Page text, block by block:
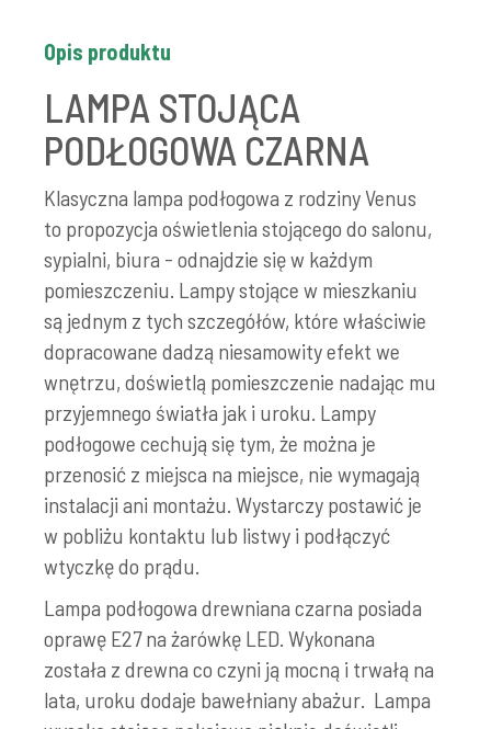
Opis produktu
LAMPA STOJĄCA
PODŁOGOWA CZARNA
Klasyczna lampa podłogowa z rodziny Venus
to propozycja oświetlenia stojącego do salonu,
sypialni, biura - odnajdzie się w każdym
pomieszczeniu. Lampy stojące w mieszkaniu
są jednym z tych szczegółów, które właściwie
dopracowane dadzą niesamowity efekt we
wnętrzu, doświetlą pomieszczenie nadając mu
przyjemnego światła jak i uroku. Lampy
podłogowe cechują się tym, że można je
przenosić z miejsca na miejsce, nie wymagają
instalacji ani montażu. Wystarczy postawić je
w pobliżu kontaktu lub listwy i podłączyć
wtyczkę do prądu.
Lampa podłogowa drewniana czarna posiada
oprawę E27 na żarówkę LED. Wykonana
została z drewna co czyni ją mocną i trwałą na
lata, uroku dodaje bawełniany abażur. Lampa